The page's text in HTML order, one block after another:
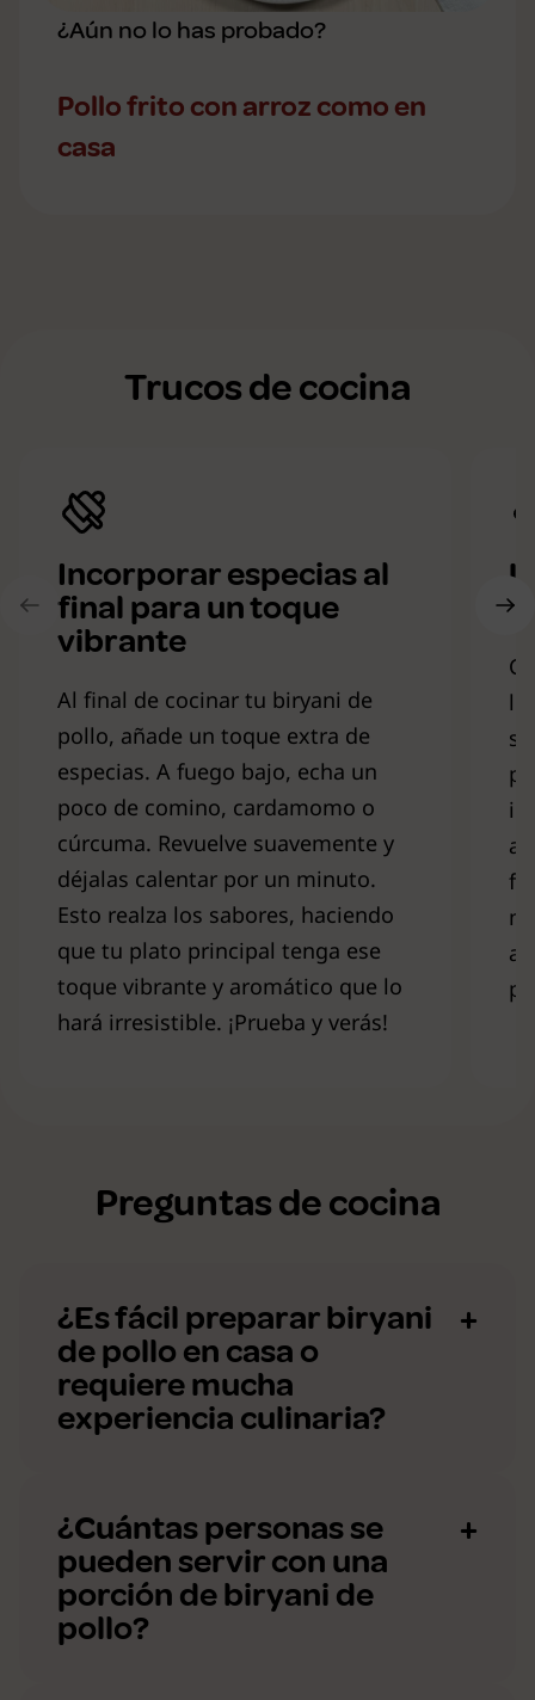
¿Aún no lo has probado?
Pollo frito con arroz como en
casa
Trucos de cocina
Incorporar especias al
final para un toque
vibrante
Al final de cocinar tu biryani de
pollo, añade un toque extra de
especias. A fuego bajo, echa un
poco de comino, cardamomo o
cúrcuma. Revuelve suavemente y
déjalas calentar por un minuto.
Esto realza los sabores, haciendo
que tu plato principal tenga ese
toque vibrante y aromático que lo
hará irresistible. ¡Prueba y verás!
Preguntas de cocina
¿Es fácil preparar biryani
de pollo en casa o
requiere mucha
experiencia culinaria?
¿Cuántas personas se
pueden servir con una
porción de biryani de
pollo?